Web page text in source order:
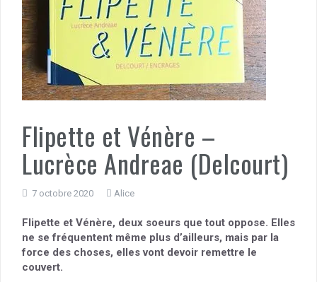
Flipette et Vénère –
Lucrèce Andreae (Delcourt)
7 octobre 2020 Alice
Flipette et Vénère, deux soeurs que tout oppose. Elles
ne se fréquentent même plus d’ailleurs, mais par la
force des choses, elles vont devoir remettre le
couvert.